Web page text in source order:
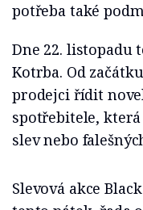
potřeba také
Dne 22. listopadu
Kotrba. Od
prodejci řídit
spotřebitele,
slev nebo
Slevová akce